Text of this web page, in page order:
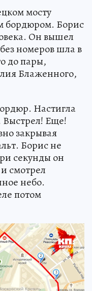
мосту
бордюром. Борис
Он вышел
номеров шла в
до пары,
Блаженного,
Настигла
Выстрел! Еще!
закрывая
Борис не
секунды он
смотрел
небо.
потом